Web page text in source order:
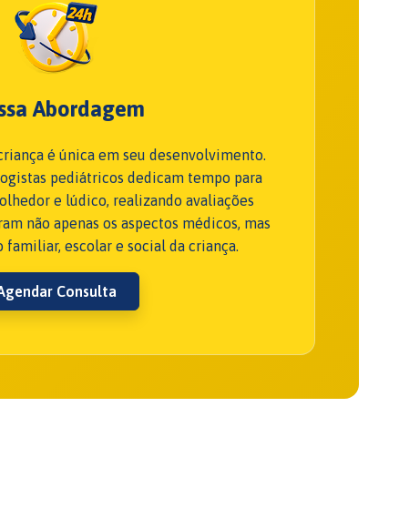
Abordagem
é única em seu desenvolvimento.
pediátricos dedicam tempo para
e lúdico, realizando avaliações
não apenas os aspectos médicos, mas
escolar e social da criança.
Consulta